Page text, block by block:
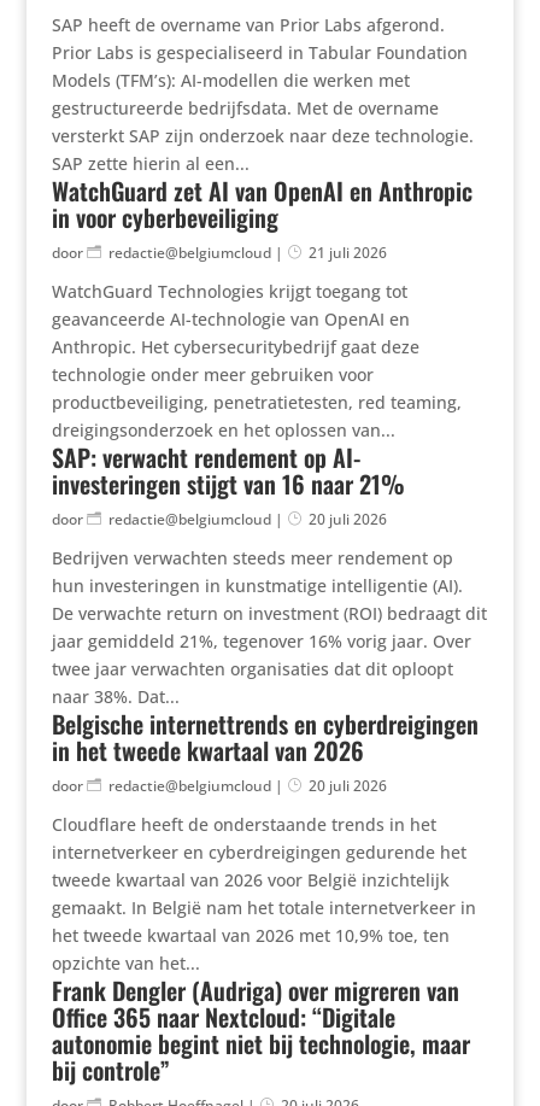
SAP heeft de overname van Prior Labs afgerond.
Prior Labs is gespecialiseerd in Tabular Foundation
Models (TFM’s): AI-modellen die werken met
gestructureerde bedrijfsdata. Met de overname
versterkt SAP zijn onderzoek naar deze technologie.
SAP zette hierin al een...
WatchGuard zet AI van OpenAI en Anthropic
in voor cyberbeveiliging
door redactie@belgiumcloud| 21 juli 2026
WatchGuard Technologies krijgt toegang tot
geavanceerde AI-technologie van OpenAI en
Anthropic. Het cybersecuritybedrijf gaat deze
technologie onder meer gebruiken voor
productbeveiliging, penetratietesten, red teaming,
dreigingsonderzoek en het oplossen van...
SAP: verwacht rendement op AI-
investeringen stijgt van 16 naar 21%
door redactie@belgiumcloud| 20 juli 2026
Bedrijven verwachten steeds meer rendement op
hun investeringen in kunstmatige intelligentie (AI).
De verwachte return on investment (ROI) bedraagt dit
jaar gemiddeld 21%, tegenover 16% vorig jaar. Over
twee jaar verwachten organisaties dat dit oploopt
naar 38%. Dat...
Belgische internettrends en cyberdreigingen
in het tweede kwartaal van 2026
door redactie@belgiumcloud| 20 juli 2026
Cloudflare heeft de onderstaande trends in het
internetverkeer en cyberdreigingen gedurende het
tweede kwartaal van 2026 voor België inzichtelijk
gemaakt. In België nam het totale internetverkeer in
het tweede kwartaal van 2026 met 10,9% toe, ten
opzichte van het...
Frank Dengler (Audriga) over migreren van
Office 365 naar Nextcloud: “Digitale
autonomie begint niet bij technologie, maar
bij controle”